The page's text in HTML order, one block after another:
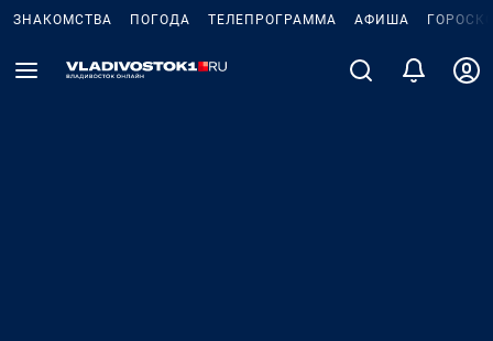
ЗНАКОМСТВА ПОГОДА ТЕЛЕПРОГРАММА АФИША